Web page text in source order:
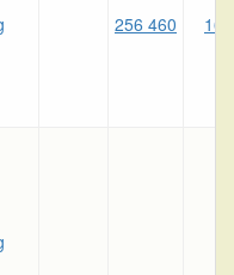
256 460